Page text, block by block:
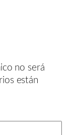
no será
están